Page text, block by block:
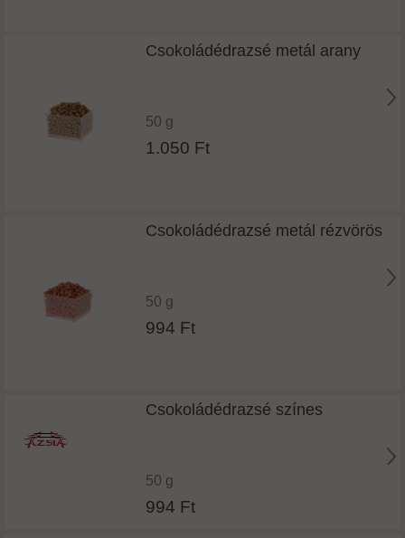
Csokoládédrazsé metál arany
50 g
1.050 Ft
Csokoládédrazsé metál rézvörös
50 g
994 Ft
Csokoládédrazsé színes
50 g
994 Ft